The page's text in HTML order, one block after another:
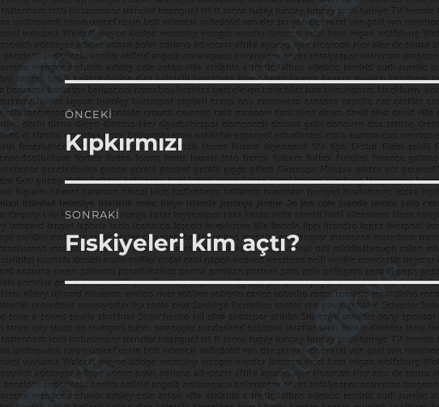
Yazı
gezinmesi
ÖNCEKI
Önceki
yazı:
Kıpkırmızı
SONRAKI
Sonraki
yazı:
Fıskiyeleri kim açtı?